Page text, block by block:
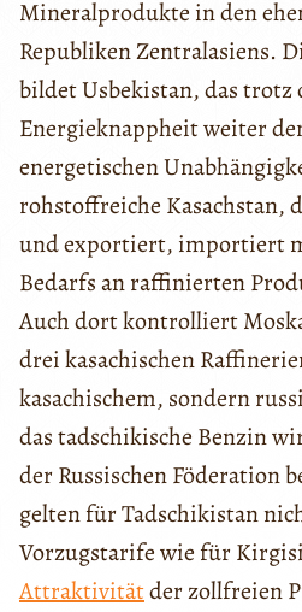
Mineralprodukte in den
Republiken Zentralasiens.
bildet Usbekistan, das trotz
Energieknappheit weiter
energetischen
rohstoffreiche Kasachstan,
und exportiert, importiert
Bedarfs an raffinierten
Auch dort kontrolliert
drei kasachischen
kasachischem, sondern
das tadschikische Benzin
der Russischen Föderation
gelten für Tadschikistan
Vorzugstarife wie für
Attraktivitätder zollfreien